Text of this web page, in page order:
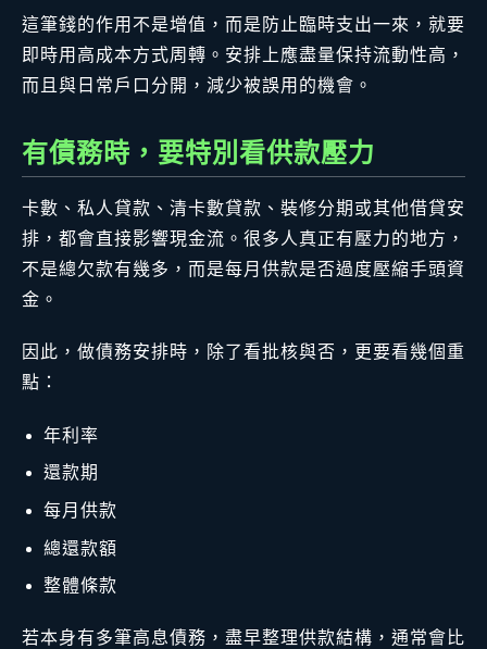
這筆錢的作用不是增值，而是防止臨時支出一來，就要
即時用高成本方式周轉。安排上應盡量保持流動性高，
而且與日常戶口分開，減少被誤用的機會。
有債務時，要特別看供款壓力
卡數、私人貸款、清卡數貸款、裝修分期或其他借貸安
排，都會直接影響現金流。很多人真正有壓力的地方，
不是總欠款有幾多，而是每月供款是否過度壓縮手頭資
金。
因此，做債務安排時，除了看批核與否，更要看幾個重
點：
年利率
還款期
每月供款
總還款額
整體條款
若本身有多筆高息債務，盡早整理供款結構，通常會比